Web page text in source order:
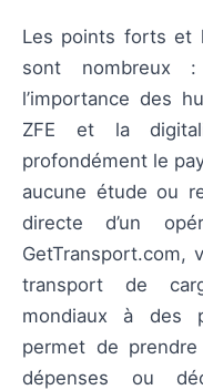
Les points forts et
sont nombreux
l’importance des
ZFE et la
profondément le
aucune étude ou
directe d’un
GetTransport.com,
transport de
mondiaux à des
permet de
dépenses ou